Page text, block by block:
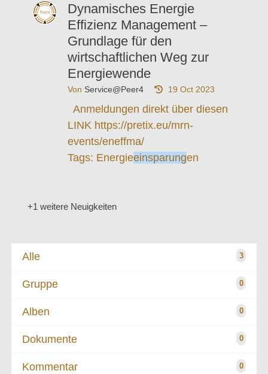
Dynamisches Energie
Effizienz Management –
Grundlage für den
wirtschaftlichen Weg zur
Energiewende
Von Service@Peer4 19 Oct 2023
Anmeldungen direkt über diesen
LINK https://pretix.eu/mrn-
events/eneffma/
Tags: Energieeinsparungen
+1 weitere Neuigkeiten
Alle 3
Gruppe 0
Alben 0
Dokumente 0
Kommentar 0